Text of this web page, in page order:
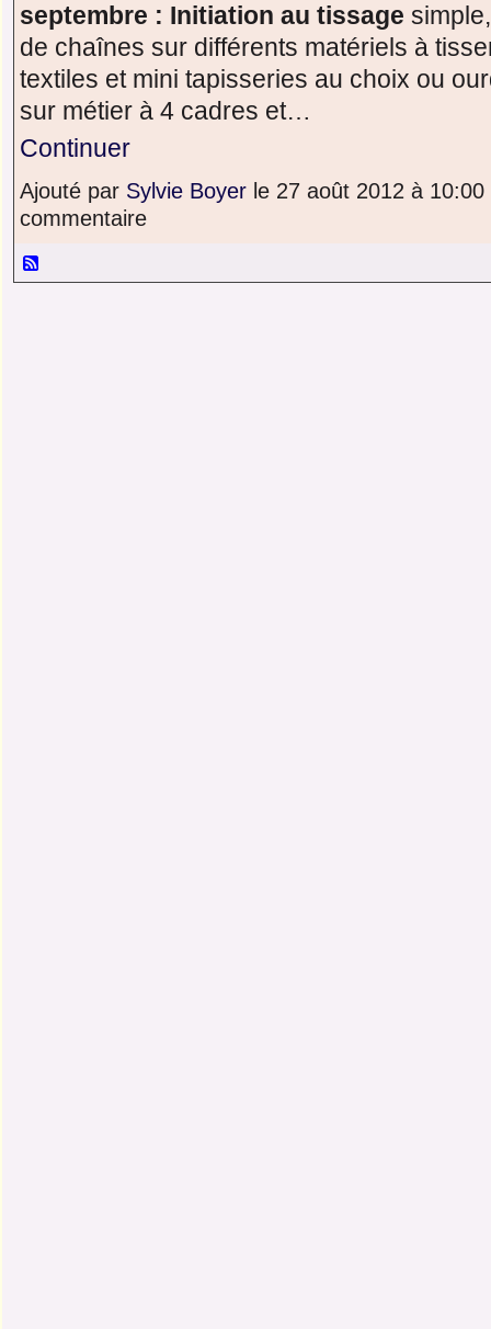
septembre : Initiation au tissage
de chaînes sur différents matériels à
textiles et mini tapisseries au choix ou
sur métier à 4 cadres et…
Continuer
Ajouté par Sylvie Boyer le 27 août 2012 à
commentaire